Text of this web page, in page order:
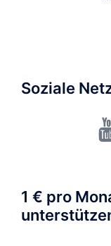
Soziale
1 € pro